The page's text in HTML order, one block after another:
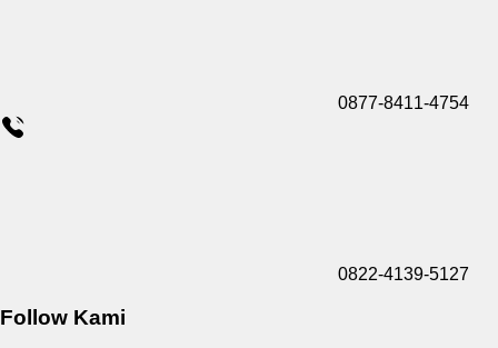
0877-8411-4754
0822-4139-5127
Follow Kami